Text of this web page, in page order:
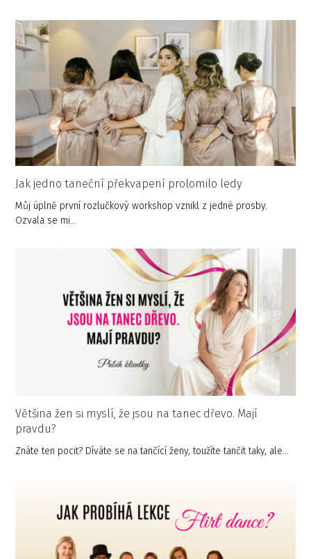
Jak jedno taneční překvapení prolomilo ledy
Můj úplně první rozlučkový workshop vznikl z jedné prosby.
Ozvala se mi…
Většina žen si myslí, že jsou na tanec dřevo. Mají
pravdu?
Znáte ten pocit? Díváte se na tančící ženy, toužíte tančit taky, ale…